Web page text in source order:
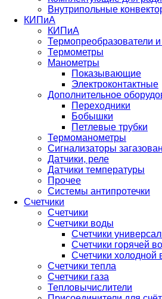
Внутрипольные
КИПиА
КИПиА
Термопреобразователи
Термометры
Манометры
Показывающие
Электроконтактные
Дополнительное
Переходники
Бобышки
Петлевые трубки
Термоманометры
Сигнализаторы
Датчики, реле
Датчики температуры
Прочее
Системы антипротечки
Счетчики
Счетчики
Счетчики воды
Счетчики
Счетчики горячей
Счетчики холодной
Счетчики тепла
Счетчики газа
Тепловычислители